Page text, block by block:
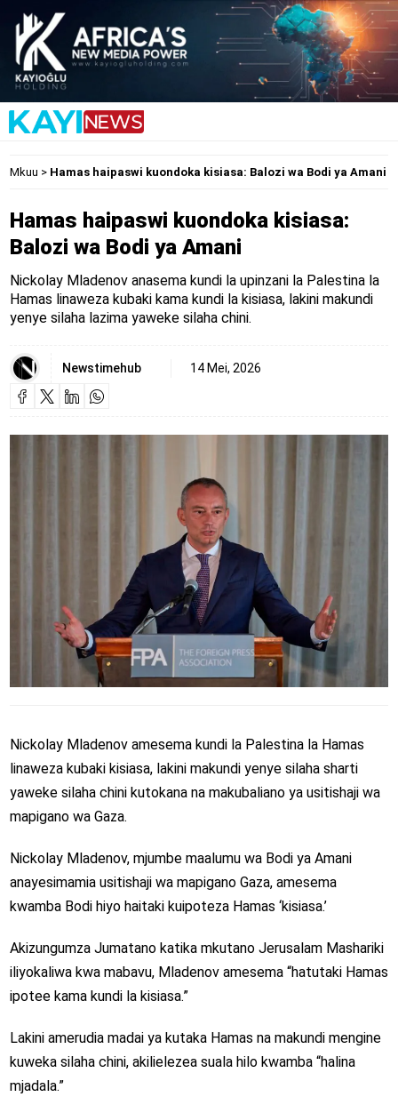
Mkuu > Hamas haipaswi kuondoka kisiasa: Balozi wa Bodi ya Amani
Hamas haipaswi kuondoka kisiasa:
Balozi wa Bodi ya Amani
Nickolay Mladenov anasema kundi la upinzani la Palestina la
Hamas linaweza kubaki kama kundi la kisiasa, lakini makundi
yenye silaha lazima yaweke silaha chini.
Newstimehub 14 Mei, 2026
Nickolay Mladenov amesema kundi la Palestina la Hamas
linaweza kubaki kisiasa, lakini makundi yenye silaha sharti
yaweke silaha chini kutokana na makubaliano ya usitishaji wa
mapigano wa Gaza.
Nickolay Mladenov, mjumbe maalumu wa Bodi ya Amani
anayesimamia usitishaji wa mapigano Gaza, amesema
kwamba Bodi hiyo haitaki kuipoteza Hamas ‘kisiasa.’
Akizungumza Jumatano katika mkutano Jerusalam Mashariki
iliyokaliwa kwa mabavu, Mladenov amesema “hatutaki Hamas
ipotee kama kundi la kisiasa.”
Lakini amerudia madai ya kutaka Hamas na makundi mengine
kuweka silaha chini, akilielezea suala hilo kwamba “halina
mjadala.”